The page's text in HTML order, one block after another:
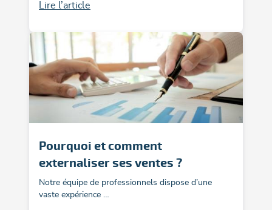
Lire l’article
Pourquoi et comment
externaliser ses ventes ?
Notre équipe de professionnels dispose d’une
vaste expérience …